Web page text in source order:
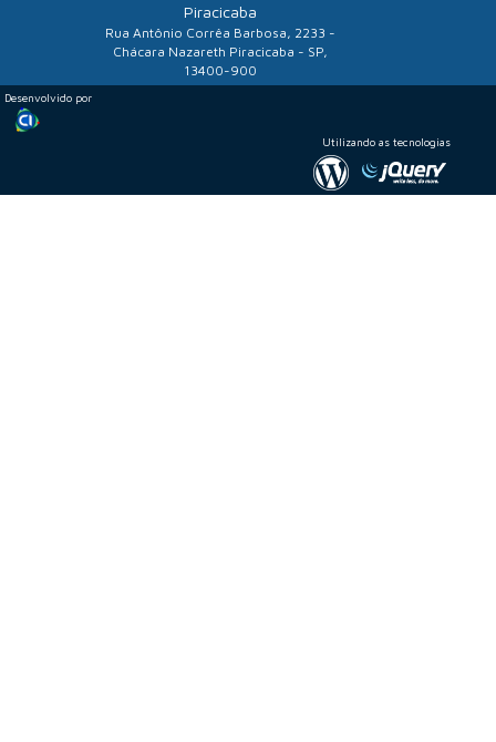
Piracicaba
Rua Antônio Corrêa Barbosa, 2233 -
Chácara Nazareth Piracicaba - SP,
13400-900
Desenvolvido por
Utilizando as tecnologias